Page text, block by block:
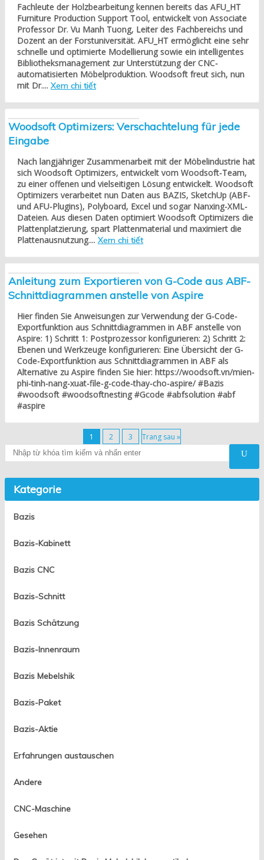
Fachleute der Holzbearbeitung kennen bereits das AFU_HT
Furniture Production Support Tool, entwickelt von Associate
Professor Dr. Vu Manh Tuong, Leiter des Fachbereichs und
Dozent an der Forstuniversität. AFU_HT ermöglicht eine sehr
schnelle und optimierte Modellierung sowie ein intelligentes
Bibliotheksmanagement zur Unterstützung der CNC-
automatisierten Möbelproduktion. Woodsoft freut sich, nun
mit Dr.... Xem chi tiết
Woodsoft Optimizers: Verschachtelung für jede
Eingabe
Nach langjähriger Zusammenarbeit mit der Möbelindustrie hat
sich Woodsoft Optimizers, entwickelt vom Woodsoft-Team,
zu einer offenen und vielseitigen Lösung entwickelt. Woodsoft
Optimizers verarbeitet nun Daten aus BAZIS, SketchUp (ABF-
und AFU-Plugins), Polyboard, Excel und sogar Nanxing-XML-
Dateien. Aus diesen Daten optimiert Woodsoft Optimizers die
Plattenplatzierung, spart Plattenmaterial und maximiert die
Plattenausnutzung.... Xem chi tiết
Anleitung zum Exportieren von G-Code aus ABF-
Schnittdiagrammen anstelle von Aspire
Hier finden Sie Anweisungen zur Verwendung der G-Code-
Exportfunktion aus Schnittdiagrammen in ABF anstelle von
Aspire: 1) Schritt 1: Postprozessor konfigurieren: 2) Schritt 2:
Ebenen und Werkzeuge konfigurieren: Eine Übersicht der G-
Code-Exportfunktion aus Schnittdiagrammen in ABF als
Alternative zu Aspire finden Sie hier: https://woodsoft.vn/mien-
phi-tinh-nang-xuat-file-g-code-thay-cho-aspire/ #Bazis
#woodsoft #woodsoftnesting #Gcode #abfsolution #abf
#aspire
1 2 3 Trang sau »
Tìm kiếm
Kategorie
Bazis
Bazis-Kabinett
Bazis CNC
Bazis-Schnitt
Bazis Schätzung
Bazis-Innenraum
Bazis Mebelshik
Bazis-Paket
Bazis-Aktie
Erfahrungen austauschen
Andere
CNC-Maschine
Gesehen